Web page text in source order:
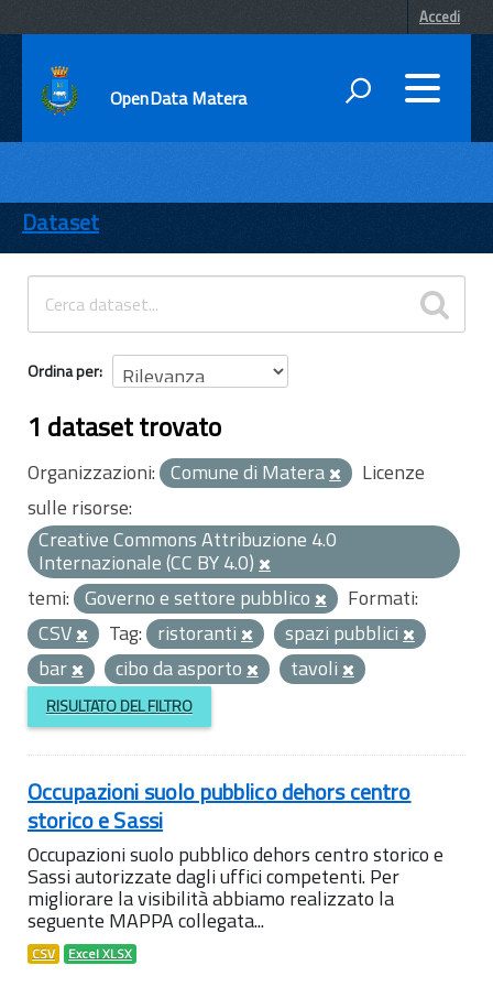
Accedi
OpenData Matera
ENTI
TEMI
INFORMAZIONI
Dataset
Ordina per
1 dataset trovato
Organizzazioni: Comune di Matera
Licenze
sulle risorse:
Creative Commons Attribuzione 4.0
Internazionale (CC BY 4.0)
temi: Governo e settore pubblico
Formati:
CSV
Tag: ristoranti
spazi pubblici
bar
cibo da asporto tavoli
RISULTATO DEL FILTRO
Occupazioni suolo pubblico dehors centro
storico e Sassi
Occupazioni suolo pubblico dehors centro storico e
Sassi autorizzate dagli uffici competenti. Per
migliorare la visibilità abbiamo realizzato la
seguente MAPPA collegata...
CSV Excel XLSX